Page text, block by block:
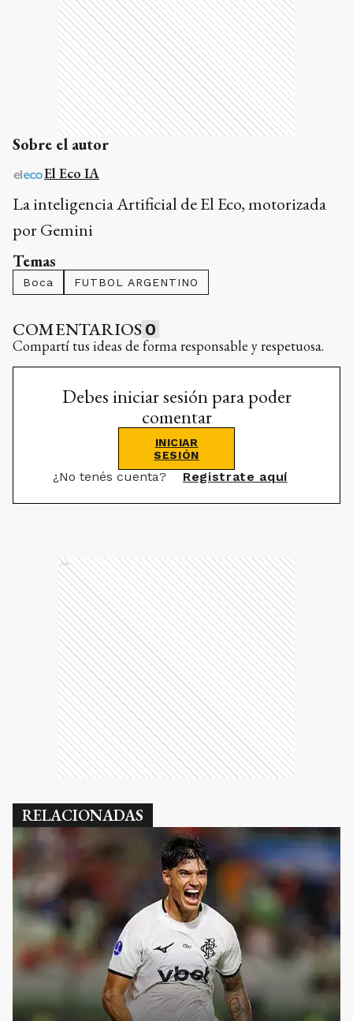
Sobre el autor
El Eco IA
La inteligencia Artificial de El Eco, motorizada
por Gemini
Temas
Boca FUTBOL ARGENTINO
COMENTARIOS 0
Compartí tus ideas de forma responsable y respetuosa.
Debes iniciar sesión para poder
comentar
INICIAR
SESIÓN
¿No tenés cuenta? Registrate aquí
Ads
RELACIONADAS